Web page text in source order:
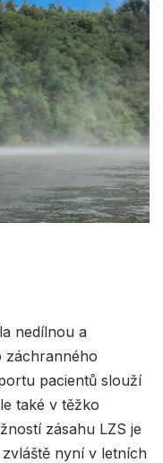
nedílnou a
záchranného
pacientů slouží
také v těžko
zásahu LZS je
nyní v letních